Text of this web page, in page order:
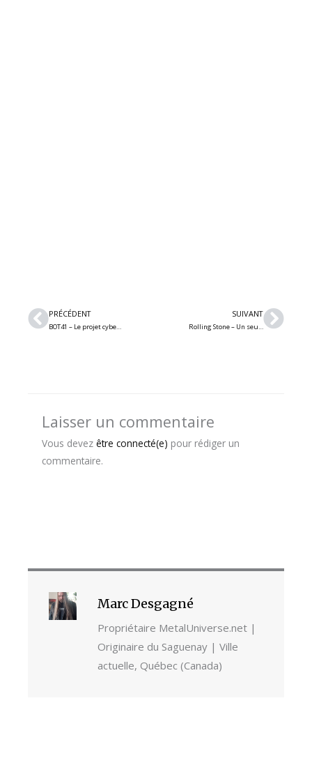
Précédent
PRÉCÉDENT
BOT41 – Le projet cyberpunk québécois sort son 3e single « Independent »
SUIVANT
Rolling Stone – Un seul album metal dans leur liste des 100 meilleures sorties de 2024
Laisser un commentaire
Vous devez être connecté(e) pour rédiger un
commentaire.
Marc Desgagné
Propriétaire MetalUniverse.net |
Originaire du Saguenay | Ville
actuelle, Québec (Canada)